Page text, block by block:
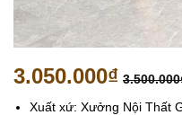
3.050.000₫ 3.500.000
Xuất xứ: Xưởng Nội Thất